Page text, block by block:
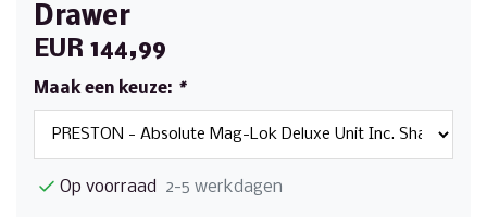
Drawer
EUR 144,99
Maak een keuze: *
Op voorraad 2-5 werkdagen